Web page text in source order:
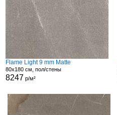
Flame Light 9 mm Matte
80x180 см, пол/стены
8247 р/м²